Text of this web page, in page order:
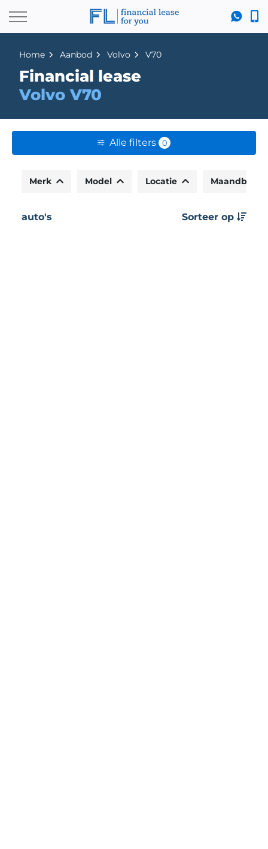
Home Aanbod Volvo V70
Financial lease
Volvo V70
Alle filters 0
Merk Model Locatie
auto's Sorteer op